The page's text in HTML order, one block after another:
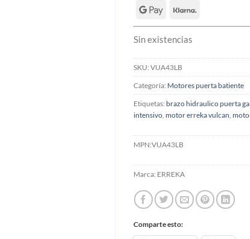
Sin existencias
SKU: VUA43LB
Categoría: Motores puerta batiente
Etiquetas: brazo hidraulico puerta
intensivo, motor erreka vulcan,
MPN:VUA43LB
Marca: ERREKA
Comparte esto: